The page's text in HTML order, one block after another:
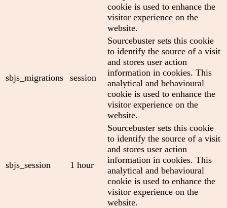
cookie is used to enhance the
visitor experience on the
website.
sbjs_migrations session
Sourcebuster sets this cookie
to identify the source of a visit
and stores user action
information in cookies. This
analytical and behavioural
cookie is used to enhance the
visitor experience on the
website.
sbjs_session 1 hour
Sourcebuster sets this cookie
to identify the source of a visit
and stores user action
information in cookies. This
analytical and behavioural
cookie is used to enhance the
visitor experience on the
website.